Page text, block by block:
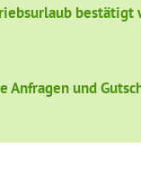
Anfragen und